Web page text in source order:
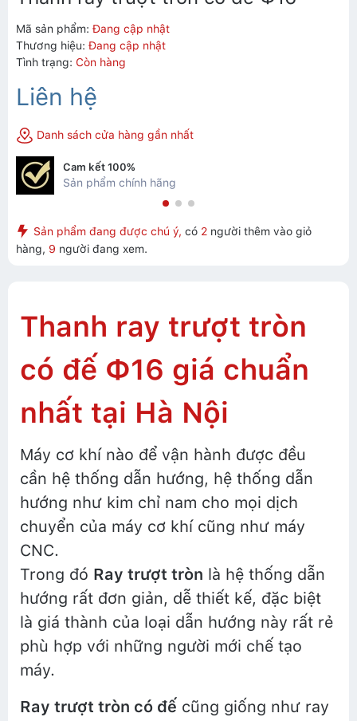
Mã sản phẩm: Đang cập nhật
Thương hiệu: Đang cập nhật
Tình trạng: Còn hàng
Liên hệ
Danh sách cửa hàng gần nhất
Cam kết 100%
Sản phẩm chính hãng
Sản phẩm đang được chú ý, có 2 người thêm vào giỏ
hàng, 9 người đang xem.
Thanh ray trượt tròn
có đế Ф16 giá chuẩn
nhất tại Hà Nội
Máy cơ khí nào để vận hành được đều
cần hệ thống dẫn hướng, hệ thống dẫn
hướng như kim chỉ nam cho mọi dịch
chuyển của máy cơ khí cũng như máy
CNC.
Trong đó Ray trượt tròn là hệ thống dẫn
hướng rất đơn giản, dễ thiết kế, đặc biệt
là giá thành của loại dẫn hướng này rất rẻ
phù hợp với những người mới chế tạo
máy.
Ray trượt tròn có đế cũng giống như ray